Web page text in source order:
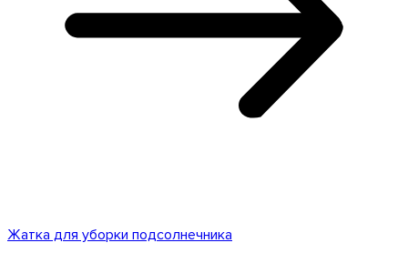
Жатка для уборки подсолнечника